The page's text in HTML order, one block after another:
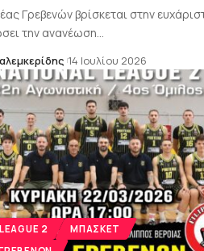
Γρεβενών βρίσκεται στην
την ανανέωση…
14 Ιουλίου 2026
2
ΜΠΆΣΚΕΤ